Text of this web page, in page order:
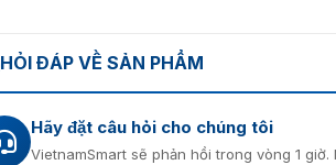
HỎI ĐÁP VỀ SẢN PHẨM
Hãy đặt câu hỏi cho chúng tôi
VietnamSmart sẽ phản hồi trong vòng 1